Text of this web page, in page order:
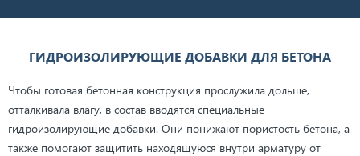
ГИДРОИЗОЛИРУЮЩИЕ ДОБАВКИ ДЛЯ БЕТОНА
Чтобы готовая бетонная конструкция прослужила дольше,
отталкивала влагу, в состав вводятся специальные
гидроизолирующие добавки. Они понижают пористость бетона, а
также помогают защитить находящуюся внутри арматуру от